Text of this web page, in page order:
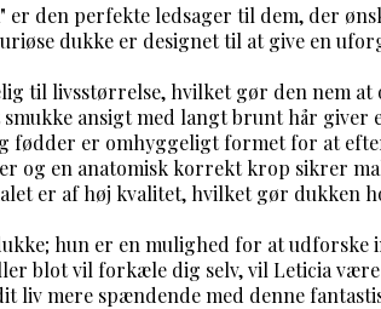
er den perfekte ledsager til dem, der
dukke er designet til at give en
til livsstørrelse, hvilket gør den nem at
smukke ansigt med langt brunt hår giver
fødder er omhyggeligt formet for at
og en anatomisk korrekt krop sikrer
er af høj kvalitet, hvilket gør dukken
hun er en mulighed for at udforske
blot vil forkæle dig selv, vil Leticia
liv mere spændende med denne